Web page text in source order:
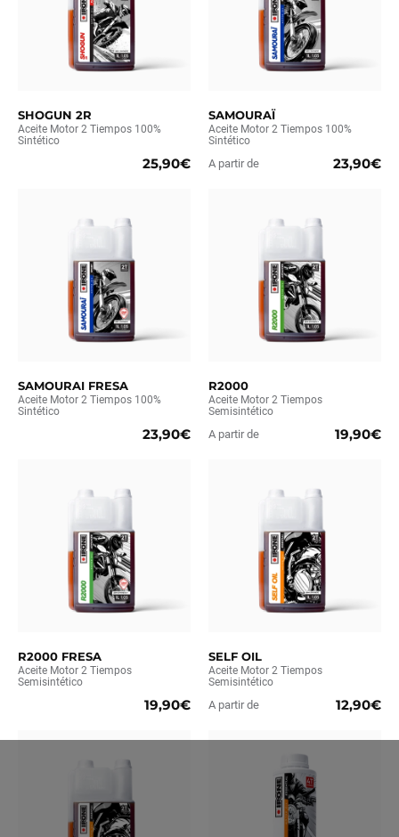
SHOGUN 2R
Aceite Motor 2 Tiempos 100%
Sintético
25,90€
SAMOURAÏ
Aceite Motor 2 Tiempos 100%
Sintético
A partir de 23,90€
SAMOURAI FRESA
Aceite Motor 2 Tiempos 100%
Sintético
23,90€
R2000
Aceite Motor 2 Tiempos
Semisintético
A partir de 19,90€
R2000 FRESA
Aceite Motor 2 Tiempos
Semisintético
19,90€
SELF OIL
Aceite Motor 2 Tiempos
Semisintético
A partir de 12,90€